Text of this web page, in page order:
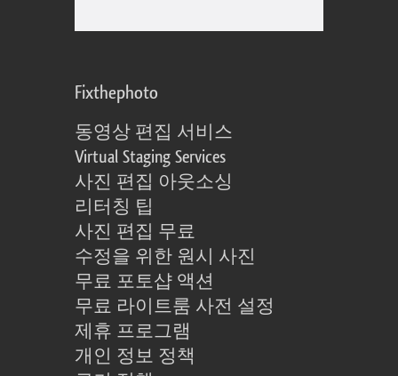
Fixthephoto
동영상 편집 서비스
Virtual Staging Services
사진 편집 아웃소싱
리터칭 팁
사진 편집 무료
수정을 위한 원시 사진
무료 포토샵 액션
무료 라이트룸 사전 설정
제휴 프로그램
개인 정보 정책